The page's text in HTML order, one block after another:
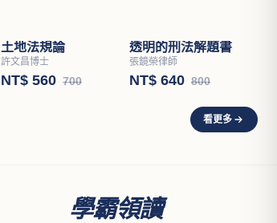
土地法規論
許文昌博士
NT$ 560 700
透明的刑法解題書
張鏡榮律師
NT$ 640 800
看更多
學霸領讀